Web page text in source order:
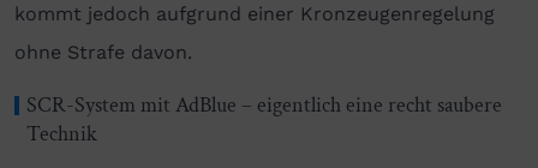
kommt jedoch aufgrund einer Kronzeugenregelung
ohne Strafe davon.
SCR-System mit AdBlue – eigentlich eine recht saubere
Technik